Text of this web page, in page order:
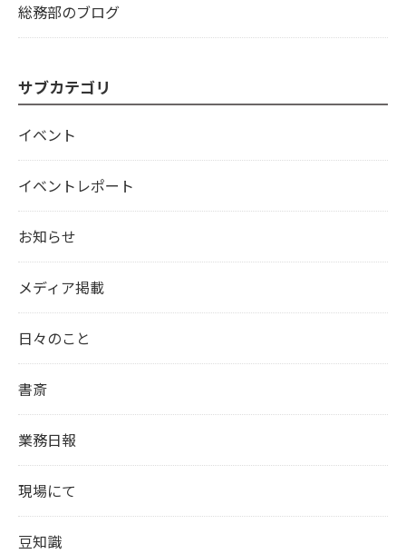
総務部のブログ
サブカテゴリ
イベント
イベントレポート
お知らせ
メディア掲載
日々のこと
書斎
業務日報
現場にて
豆知識